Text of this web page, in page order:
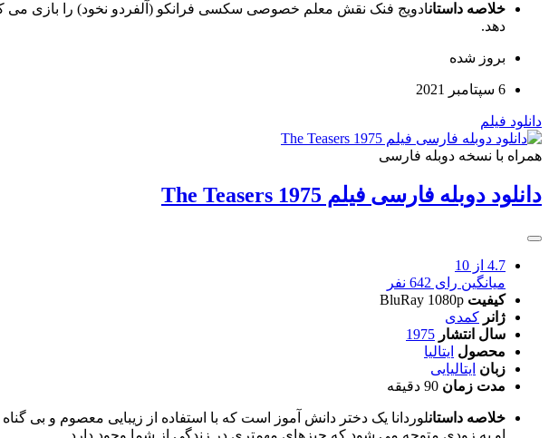
خلاصه داستانادویج فنک نقش معلم خصوصی سکسی فرانکو (آلفردو نخود) را بازی می
دهد.
بروز‌ شده
6 سپتامبر 2021
دانلود فیلم
همراه با نسخه دوبله فارسی
دانلود دوبله فارسی فیلم The Teasers 1975
4.7 از 10
میانگین رای 642 نفر
کیفیت BluRay 1080p
ژانر کمدی
سال انتشار 1975
محصول ایتالیا
زبان ایتالیایی
مدت زمان 90 دقیقه
خلاصه داستانلوردانا یک دختر دانش آموز است که با استفاده از زیبایی معصوم و بی